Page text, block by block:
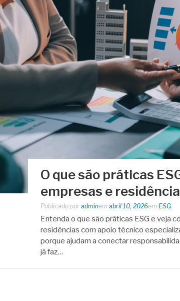
O que são práticas
empresas e
Publicado por adminem abril 10, 2026em ESG
Entenda o que são práticas ESG e veja
residências com apoio técnico
porque ajudam a conectar
já faz…